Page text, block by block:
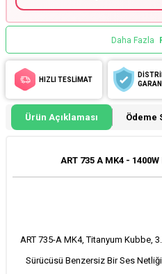
Daha Fazla
HIZLI TESLİMAT
Ürün Açıklaması Ödeme
ART 735 A MK4 -
ART 735-A MK4, Titanyum Kubbe,
Sürücüsü Benzersiz Bir Ses